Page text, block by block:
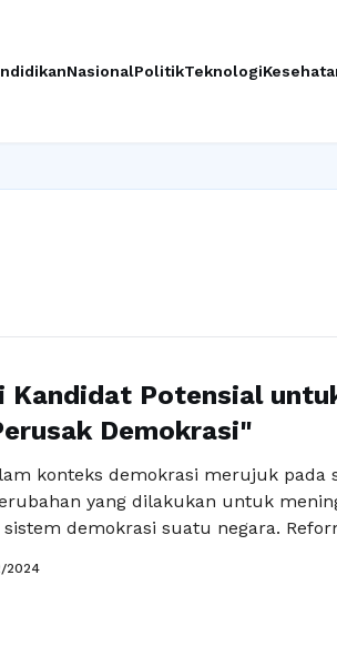
NasionalPolitikTeknologi
Kandidat Potensial
Demokrasi"
konteks demokrasi merujuk pada
yang dilakukan untuk
demokrasi suatu negara.
proses pemilihan, hak asasi
2024